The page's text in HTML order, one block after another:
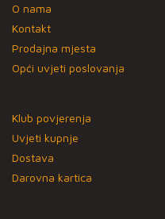
O nama
Kontakt
Prodajna mjesta
Opći uvjeti poslovanja
Klub povjerenja
Uvjeti kupnje
Dostava
Darovna kartica